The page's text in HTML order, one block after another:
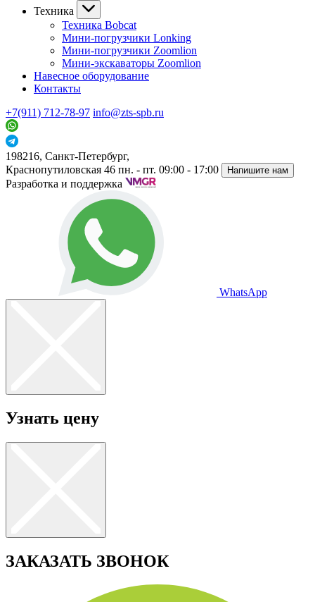
Техника
Техника Bobcat
Мини-погрузчики Lonking
Мини-погрузчики Zoomlion
Мини-экскаваторы Zoomlion
Навесное оборудование
Контакты
+7(911) 712-78-97 info@zts-spb.ru
198216, Санкт-Петербург,
Краснопутиловская 46 пн. - пт. 09:00 - 17:00 Напишите нам
Разработка и поддержка
WhatsApp
Узнать цену
ЗАКАЗАТЬ ЗВОНОК